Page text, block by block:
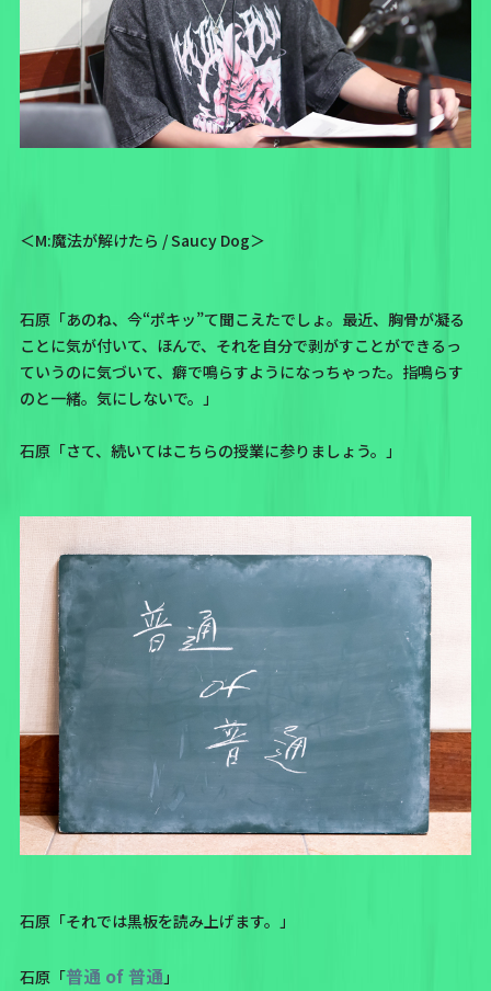
＜M:魔法が解けたら / Saucy Dog＞
石原「あのね、今“ポキッ”て聞こえたでしょ。最近、胸骨が凝る
ことに気が付いて、ほんで、それを自分で剥がすことができるっ
ていうのに気づいて、癖で鳴らすようになっちゃった。指鳴らす
のと一緒。気にしないで。」
石原「さて、続いてはこちらの授業に参りましょう。」
石原「それでは黒板を読み上げます。」
石原「普通 of 普通」